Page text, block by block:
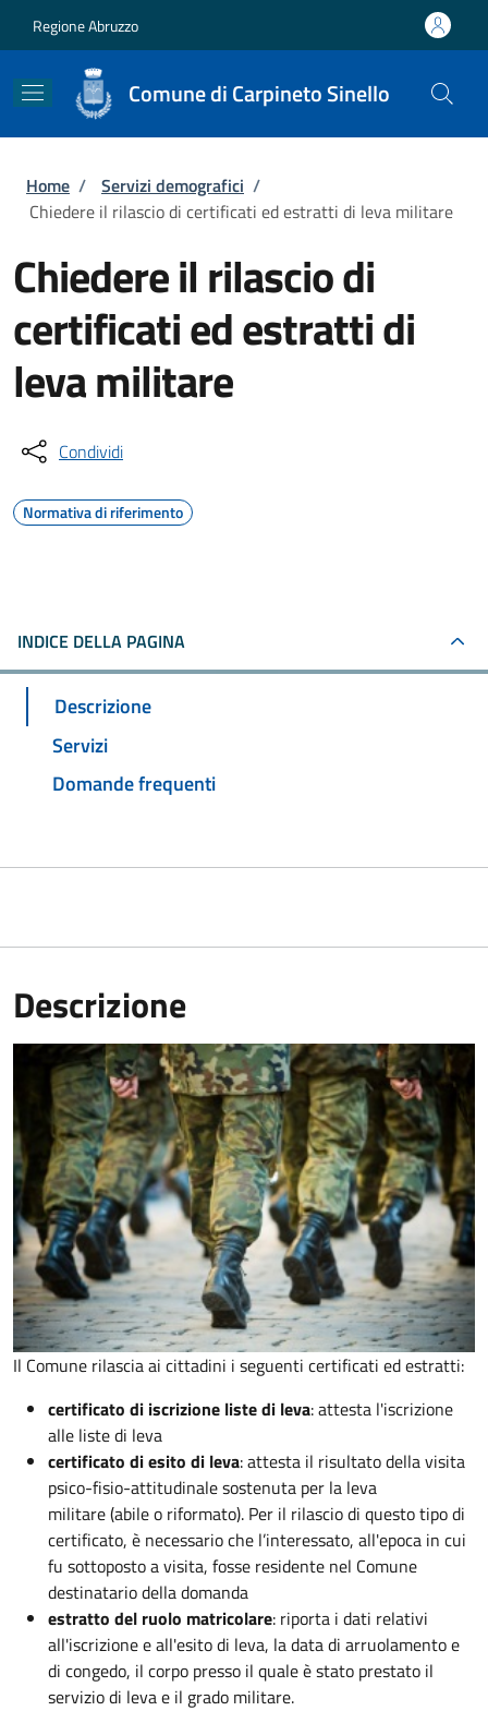
Regione Abruzzo
Comune di Carpineto Sinello
Briciole di pane
Home / Servizi demografici /
Chiedere il rilascio di certificati ed estratti di leva militare
Chiedere il rilascio di
certificati ed estratti di
leva militare
Condividi
Normativa di riferimento
INDICE DELLA PAGINA
Descrizione
Servizi
Domande frequenti
Descrizione
Il Comune rilascia ai cittadini i seguenti certificati ed estratti:
certificato di iscrizione liste di leva: attesta l'iscrizione
alle liste di leva
certificato di esito di leva: attesta il risultato della visita
psico-fisio-attitudinale sostenuta per la leva
militare (abile o riformato). Per il rilascio di questo tipo di
certificato, è necessario che l’interessato, all'epoca in cui
fu sottoposto a visita, fosse residente nel Comune
destinatario della domanda
estratto del ruolo matricolare: riporta i dati relativi
all'iscrizione e all'esito di leva, la data di arruolamento e
di congedo, il corpo presso il quale è stato prestato il
servizio di leva e il grado militare.